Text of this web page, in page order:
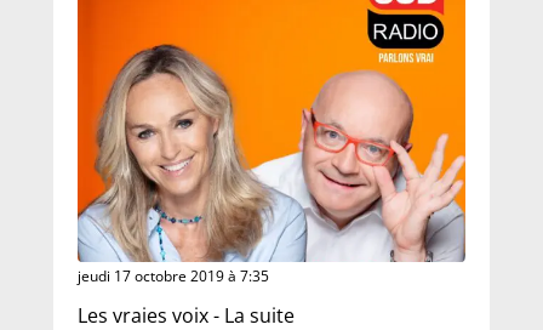
jeudi 17 octobre 2019 à 7:35
Les vraies voix - La suite